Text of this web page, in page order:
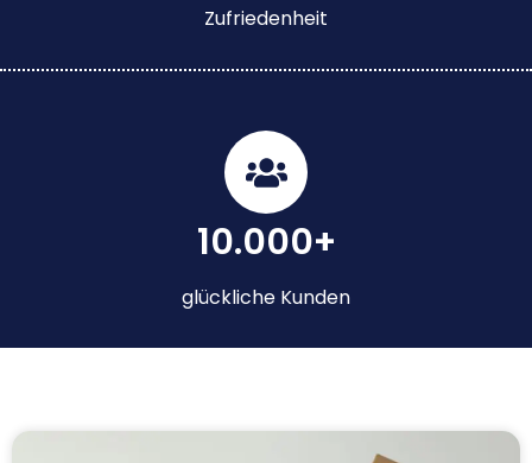
Zufriedenheit
10.000+
glückliche Kunden